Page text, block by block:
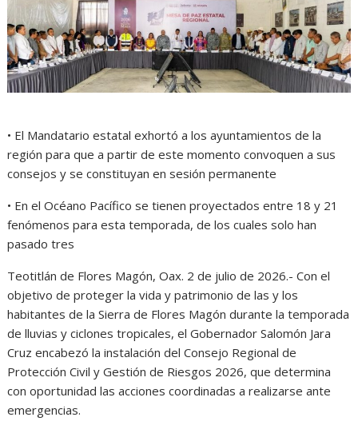
• El Mandatario estatal exhortó a los ayuntamientos de la
región para que a partir de este momento convoquen a sus
consejos y se constituyan en sesión permanente
• En el Océano Pacífico se tienen proyectados entre 18 y 21
fenómenos para esta temporada, de los cuales solo han
pasado tres
Teotitlán de Flores Magón, Oax. 2 de julio de 2026.- Con el
objetivo de proteger la vida y patrimonio de las y los
habitantes de la Sierra de Flores Magón durante la temporada
de lluvias y ciclones tropicales, el Gobernador Salomón Jara
Cruz encabezó la instalación del Consejo Regional de
Protección Civil y Gestión de Riesgos 2026, que determina
con oportunidad las acciones coordinadas a realizarse ante
emergencias.